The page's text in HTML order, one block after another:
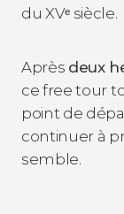
du XVᵉ siècle.
Après deux
ce free tour
point de
continuer à
semble.